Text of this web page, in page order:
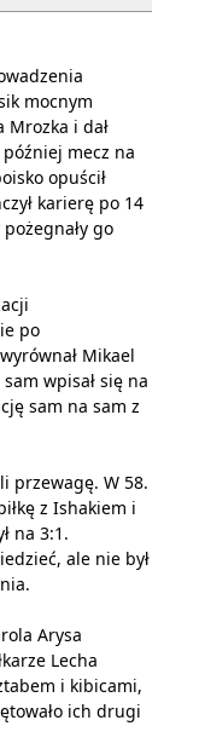
mocnym
Mrozka i dał
mecz na
opuścił
karierę po 14
go
po
Mikael
wpisał się na
sam na sam z
przewagę. W 58.
z Ishakiem i
na 3:1.
ale nie był
Arysa
Lecha
i kibicami,
ich drugi